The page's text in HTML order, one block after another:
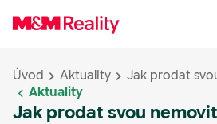
Úvod Aktuality
Aktuality
Jak prodat svou